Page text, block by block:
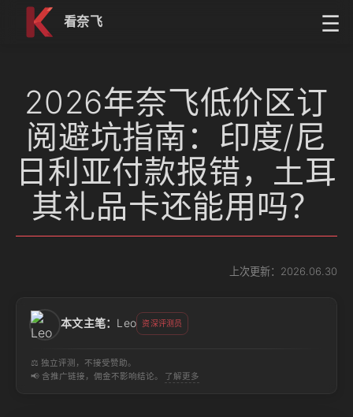
跳到内容
看奈飞 ☰
2026年奈飞低价区订
阅避坑指南：印度/尼
日利亚付款报错，土耳
其礼品卡还能用吗？
上次更新：2026.06.30
本文主笔： Leo 资深评测员
⚖️ 独立评测，不接受赞助。
📢 含推广链接，佣金不影响结论。
了解更多